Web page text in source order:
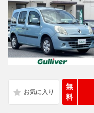
無
料